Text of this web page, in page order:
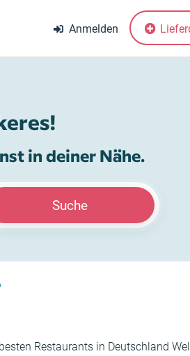
Anmelden
in deiner Nähe.
Suche
Restaurants in Deutschland